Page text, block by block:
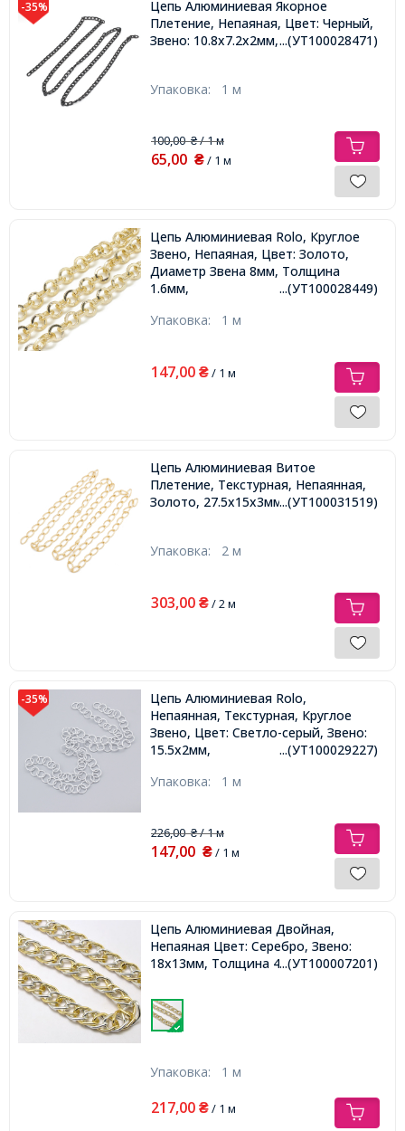
-35%
Цепь Алюминиевая Якорное
Плетение, Непаяная, Цвет: Черный,
Звено: 10.8х7.2х2мм,...(УТ100028471)
Упаковка: 1 м
100,00₴/ 1 м
65,00 ₴/ 1 м
Цепь Алюминиевая Rolo, Круглое
Звено, Непаяная, Цвет: Золото,
Диаметр Звена 8мм, Толщина
1.6мм,
...(УТ100028449)
Упаковка: 1 м
147,00 ₴/ 1 м
Цепь Алюминиевая Витое
Плетение, Текстурная, Непаянная,
Золото, 27.5х15х3мм,...(УТ100031519)
Упаковка: 2 м
303,00 ₴/ 2 м
-35%
Цепь Алюминиевая Rolo,
Непаянная, Текстурная, Круглое
Звено, Цвет: Светло-серый, Звено:
15.5х2мм,
...(УТ100029227)
Упаковка: 1 м
226,00₴/ 1 м
147,00 ₴/ 1 м
Цепь Алюминиевая Двойная,
Непаяная Цвет: Серебро, Звено:
18x13мм, Толщина 4мм,...(УТ100007201)
Упаковка: 1 м
217,00 ₴/ 1 м